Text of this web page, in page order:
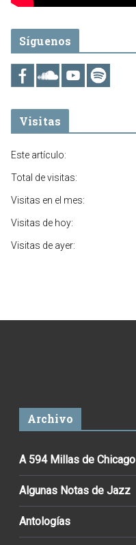
Síguenos
Visitas
Este artículo:
Total de visitas:
Visitas en el mes:
Visitas de hoy:
Visitas de ayer:
Archivo
A 594 Millas de Chicago
Algunas Notas de Jazz
Antologías